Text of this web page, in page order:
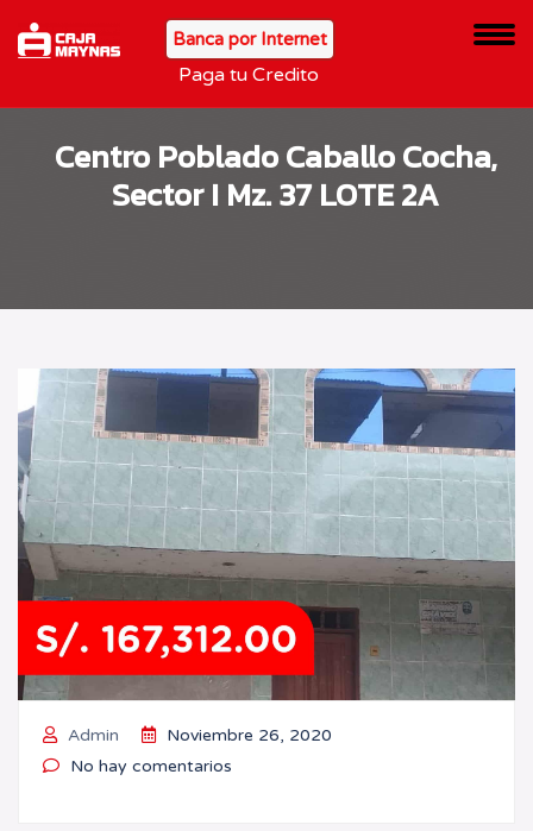
Banca por Internet
Paga tu Credito
Centro Poblado Caballo Cocha,
Sector I Mz. 37 LOTE 2A
Admin
Noviembre 26, 2020
No hay comentarios